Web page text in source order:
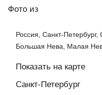
Фото из
Россия, Санкт-Петербург,
Большая Нева, Малая
Показать на карте
Санкт-Петербург